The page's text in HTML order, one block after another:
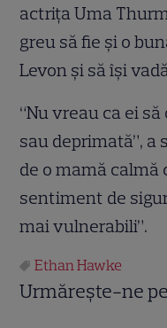
actriţa Uma
greu să fie şi o
Levon şi să îşi
“Nu vreau ca ei
sau deprimată”, a
de o mamă calmă
sentiment de
mai vulnerabili”.
Ethan Hawke
Urmărește-ne pe